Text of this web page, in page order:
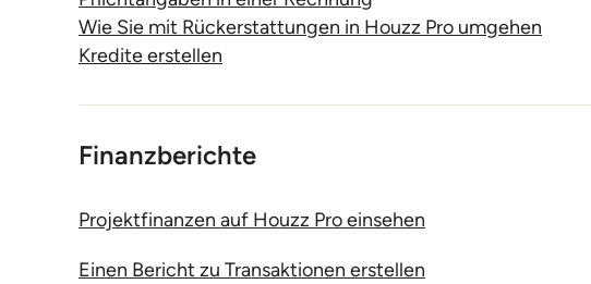
Wie Sie mit Rückerstattungen in Houzz Pro umgehen
Kredite erstellen
Finanzberichte
Projektfinanzen auf Houzz Pro einsehen
Einen Bericht zu Transaktionen erstellen